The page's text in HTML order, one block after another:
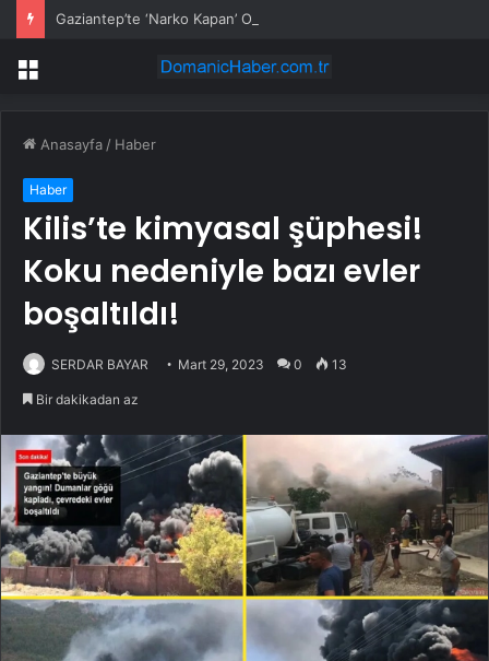
Menü
Anasayfa / Haber
Haber
Kilis’te kimyasal şüphesi!
Koku nedeniyle bazı evler
boşaltıldı!
SERDAR BAYAR Mart 29, 2023 0 13
Bir dakikadan az